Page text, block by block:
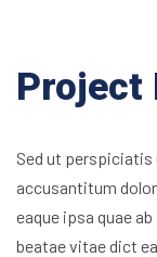
Project
Sed ut
accusantitum
eaque ipsa quae
beatae vitae dict